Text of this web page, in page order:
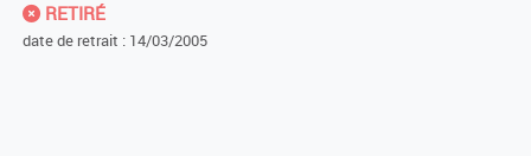
RETIRÉ
date de retrait : 14/03/2005